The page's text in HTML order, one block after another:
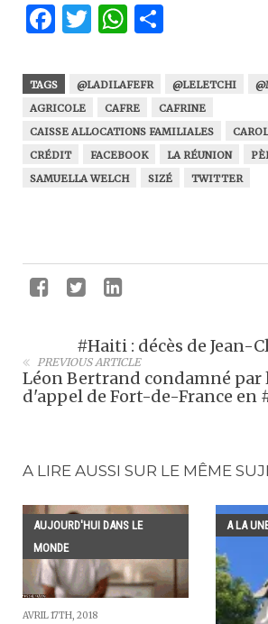
Facebook
Twitter
WhatsApp
TAGS @LADILAFEFR @LELETCHI
AGRICOLE
CAFRE
CAFRINE
CAISSE ALLOCATIONS FAMILIALES
CRÉDIT
FACEBOOK LA RÉUNION
SAMUELLA WELCH
SIZÉ TWITTER
#Haiti : décès de Jean-
PREVIOUS ARTICLE
Léon Bertrand condamné par
d'appel de Fort-de-France en
A LIRE AUSSI SUR LE MÊME
AUJOURD'HUI DANS LE
MONDE
AVRIL 17TH, 2018
A LA